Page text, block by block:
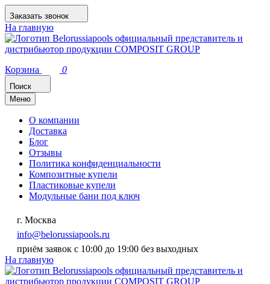
Заказать звонок
На главную
Корзина 0
Поиск
Меню
О компании
Доставка
Блог
Отзывы
Политика конфиденциальности
Композитные купели
Пластиковые купели
Модульные бани под ключ
г. Москва
info@belorussiapools.ru
приём заявок с 10:00 до 19:00 без выходных
На главную